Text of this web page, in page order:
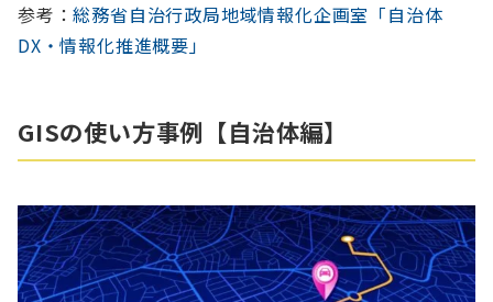
参考：総務省自治行政局地域情報化企画室「自治体
DX・情報化推進概要」
GISの使い方事例【自治体編】